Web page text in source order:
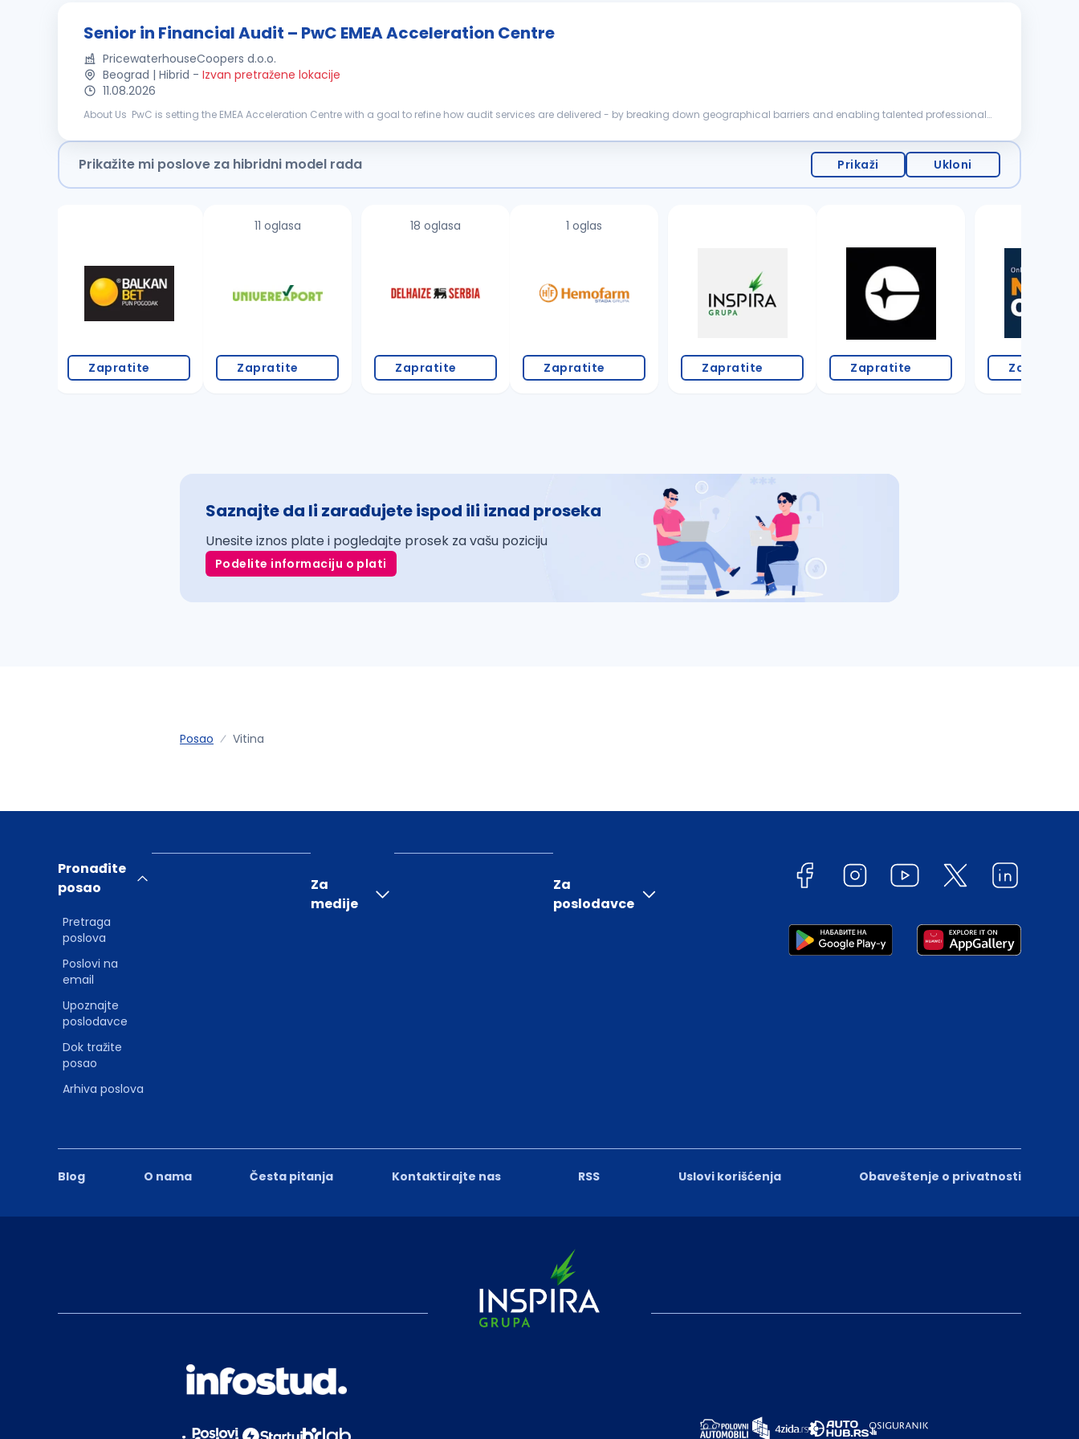
Senior in Financial Audit – PwC EMEA Acceleration Centre
PricewaterhouseCoopers d.o.o.
Beograd | Hibrid - Izvan pretražene lokacije
11.08.2026
About Us PwC is setting the EMEA Acceleration Centre with a goal to refine how audit services are delivered - by breaking down geographical barriers and enabling talented professionals
Prikažite mi poslove za hibridni model rada Prikaži Ukloni
Zapratite
11 oglasa
Zapratite
18 oglasa
Zapratite
1 oglas
Zapratite Zapratite Zapratite Zapratite
Saznajte da li zarađujete ispod ili iznad proseka
Unesite iznos plate i pogledajte prosek za vašu poziciju
Podelite informaciju o plati
Posao Vitina
Blog O nama Česta pitanja Kontaktirajte nas RSS Uslovi korišćenja Obaveštenje o privatnosti
Pronađite
posao
Pretraga
poslova
Poslovi na
email
Upoznajte
poslodavce
Dok tražite
posao
Arhiva poslova
Za
medije
Za
poslodavce